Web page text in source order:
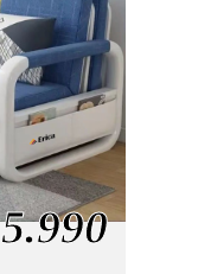
5.990